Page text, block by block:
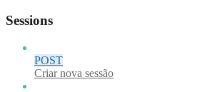
Sessions
POST
Criar nova sessão